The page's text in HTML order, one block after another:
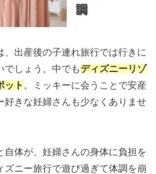
、出産後の子連れ旅行では行きに
でしょう。中でもディズニーリゾ
ット 。ミッキーに会うことで安産
好きな妊婦さんも少なくありませ
自体が、妊婦さんの身体に負担を
ズニー旅行で遊び過ぎて体調を崩